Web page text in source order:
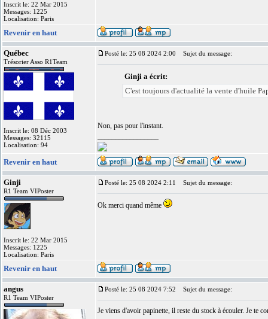
Inscrit le: 22 Mar 2015
Messages: 1225
Localisation: Paris
Revenir en haut
Québec
Trésorier Asso R1Team
Inscrit le: 08 Déc 2003
Messages: 32115
Localisation: 94
Posté le: 25 08 2024 2:00 Sujet du message:
Ginji a écrit:
C'est toujours d'actualité la vente d'huile
Non, pas pour l'instant.
Revenir en haut
Ginji
R1 Team VIPoster
Inscrit le: 22 Mar 2015
Messages: 1225
Localisation: Paris
Posté le: 25 08 2024 2:11 Sujet du message:
Ok merci quand même
Revenir en haut
angus
R1 Team VIPoster
Posté le: 25 08 2024 7:52 Sujet du message:
Je viens d'avoir papinette, il reste du stock à écouler. Je te